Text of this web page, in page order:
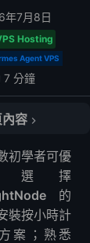
年7月8日
Hosting
Agent VPS
7 分鐘
容
麼我推薦它
初學者可優
選擇
的
裝按小時計
案；熟悉